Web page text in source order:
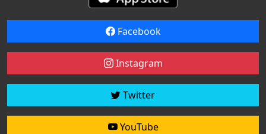
Facebook
Instagram
Twitter
YouTube